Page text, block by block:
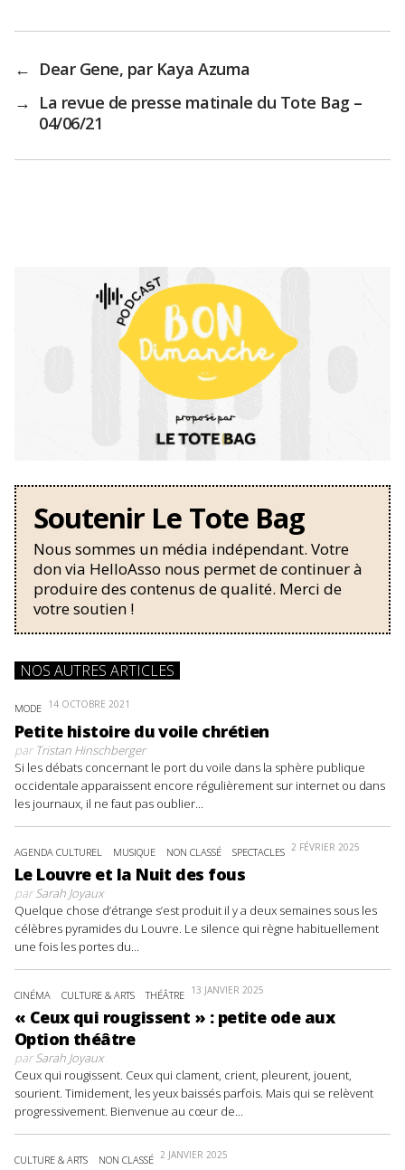
← Dear Gene, par Kaya Azuma
→ La revue de presse matinale du Tote Bag –
04/06/21
Soutenir Le Tote Bag
Nous sommes un média indépendant. Votre
don via HelloAsso nous permet de continuer à
produire des contenus de qualité. Merci de
votre soutien !
NOS AUTRES ARTICLES
MODE 14 OCTOBRE 2021
Petite histoire du voile chrétien
parTristan Hinschberger
Si les débats concernant le port du voile dans la sphère publique
occidentale apparaissent encore régulièrement sur internet ou dans
les journaux, il ne faut pas oublier...
AGENDA CULTUREL MUSIQUE NON CLASSÉ SPECTACLES 2 FÉVRIER 2025
Le Louvre et la Nuit des fous
parSarah Joyaux
Quelque chose d’étrange s’est produit il y a deux semaines sous les
célèbres pyramides du Louvre. Le silence qui règne habituellement
une fois les portes du...
CINÉMA CULTURE & ARTS THÉÂTRE 13 JANVIER 2025
« Ceux qui rougissent » : petite ode aux
Option théâtre
parSarah Joyaux
Ceux qui rougissent. Ceux qui clament, crient, pleurent, jouent,
sourient. Timidement, les yeux baissés parfois. Mais qui se relèvent
progressivement. Bienvenue au cœur de...
CULTURE & ARTS NON CLASSÉ 2 JANVIER 2025